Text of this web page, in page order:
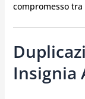
compromesso
Insignia